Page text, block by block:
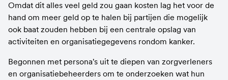
Omdat dit alles veel geld zou gaan kosten lag het voor de
hand om meer geld op te halen bij partijen die mogelijk
ook baat zouden hebben bij een centrale opslag van
activiteiten en organisatiegegevens rondom kanker.
Begonnen met persona's uit te diepen van zorgverleners
en organisatiebeheerders om te onderzoeken wat hun